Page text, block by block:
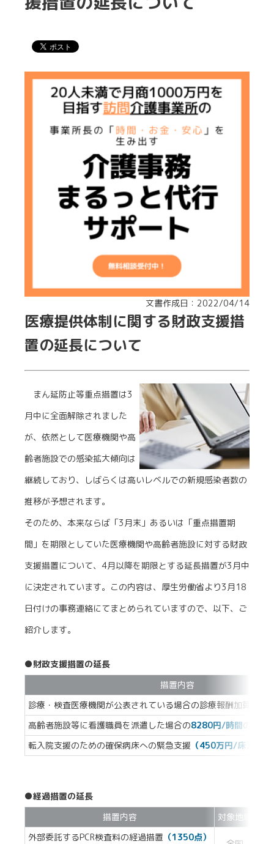
文書作成日：2022/04/14
医療提供体制に関する財政支援措
置の延長について
まん延防止等重点措置は3
月中に全面解除されました
が、依然として医療機関や高
齢者施設での感染拡大傾向は
継続しており、しばらくは高いレベルでの新規感染者数の
推移が予想されます。
そのため、本来ならば「3月末」あるいは「重点措置期
間」を期限としていた医療機関や高齢者施設に対する財政
支援措置について、4月以降を期限とする延長措置が3月中
に決定されています。この内容は、厚生労働省より3月18
日付けの事務連絡にてまとめられていますので、以下、ご
紹介します。
●財政支援措置の延長
措置内容
診療・検査医療機関が公表されている場合の診療報酬加算
高齢者施設等に看護職員を派遣した場合の8280円/時間の補助
転入院支援のための確保病床への緊急支援 （450万円/床）
●経過措置の延長
措置内容
対象地域
外部委託するPCR検査料の経過措置 （1350点）